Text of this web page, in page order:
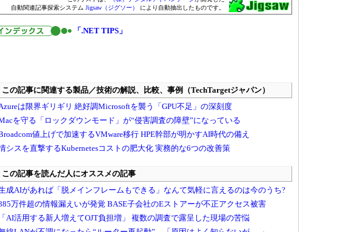
自動関連記事探索システム Jigsaw（ジグソー） により自動抽出したものです。
「.NET TIPS」